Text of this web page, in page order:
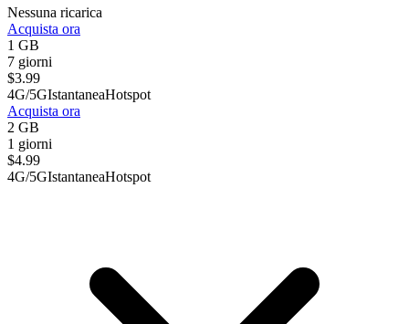
Nessuna ricarica
Acquista ora
1 GB
7 giorni
$3.99
4G/5GIstantaneaHotspot
Acquista ora
2 GB
1 giorni
$4.99
4G/5GIstantaneaHotspot